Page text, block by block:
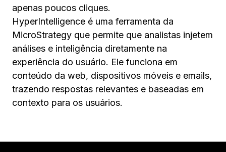
apenas poucos cliques.
HyperIntelligence é uma ferramenta da
MicroStrategy que permite que analistas injetem
análises e inteligência diretamente na
experiência do usuário. Ele funciona em
conteúdo da web, dispositivos móveis e emails,
trazendo respostas relevantes e baseadas em
contexto para os usuários.